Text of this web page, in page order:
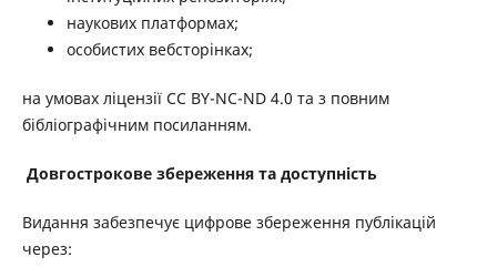
наукових платформах;
особистих вебсторінках;
на умовах ліцензії CC BY-NC-ND 4.0 та з повним
бібліографічним посиланням.
Довгострокове збереження та доступність
Видання забезпечує цифрове збереження публікацій
через: